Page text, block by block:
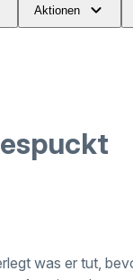
Aktionen
was er tut,